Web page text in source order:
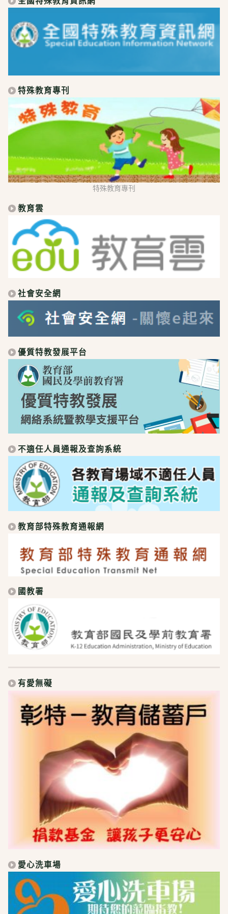
特殊教育專刊
特殊教育專刊
教育雲
社會安全網
優質特教發展平台
不適任人員通報及查詢系統
教育部特殊教育通報網
國教署
有愛無礙
愛心洗車場